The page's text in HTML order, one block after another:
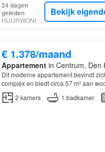
24 dagen
geleden
HUURWONINGEN
Bekijk
€ 1.378/maand
Appartementin Centrum, Den
Dit moderne appartement bevindt
complex en biedt circa 57 m² aan
2 kamers 1 badkamer